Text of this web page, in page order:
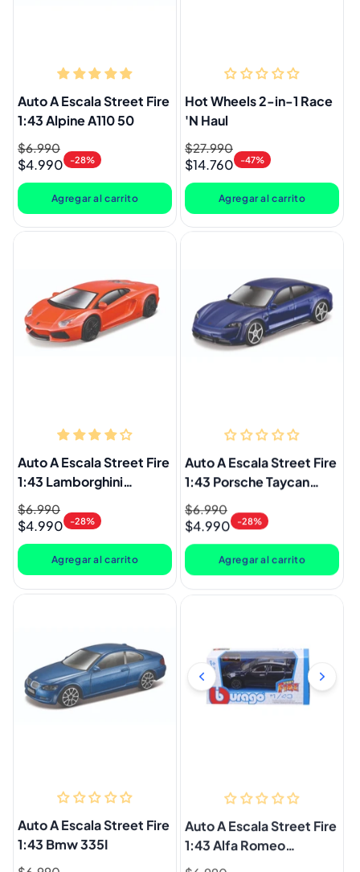
Auto A Escala Street Fire
1:43 Alpine A110 50
Precio
habitual
$6.990
Precio
de
oferta
$4.990 -28%
Agregar al carrito
Hot Wheels 2-in-1 Race
'N Haul
Precio
habitual
$27.990
Precio
de
oferta
$14.760 -47%
Agregar al carrito
Auto A Escala Street Fire
1:43 Lamborghini
Aventador Coupé
Precio
habitual
$6.990
Precio
de
oferta
$4.990 -28%
Agregar al carrito
Auto A Escala Street Fire
1:43 Porsche Taycan
Turbo S
Precio
habitual
$6.990
Precio
de
oferta
$4.990 -28%
Agregar al carrito
Auto A Escala Street Fire
1:43 Bmw 335I
Auto A Escala Street Fire
1:43 Alfa Romeo